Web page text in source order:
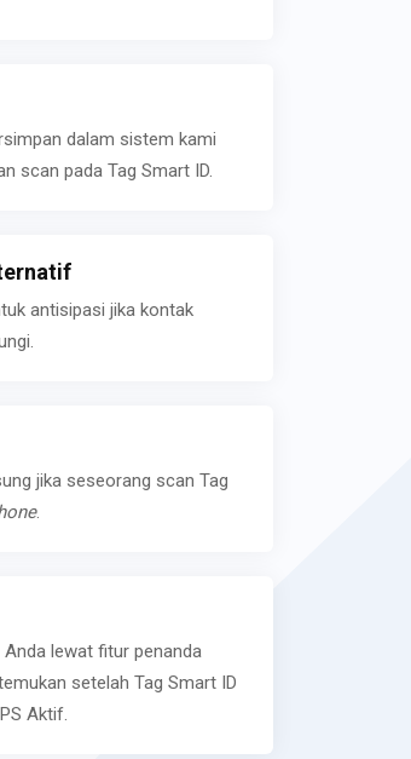
dalam sistem kami
scan pada Tag Smart ID.
antisipasi jika kontak
jika seseorang scan Tag
.
lewat fitur penanda
setelah Tag Smart ID
Aktif.